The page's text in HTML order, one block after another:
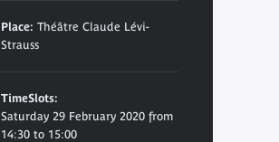
Place: Théâtre Claude Lévi-
Strauss
TimeSlots:
Saturday 29 February 2020 from
14:30 to 15:00